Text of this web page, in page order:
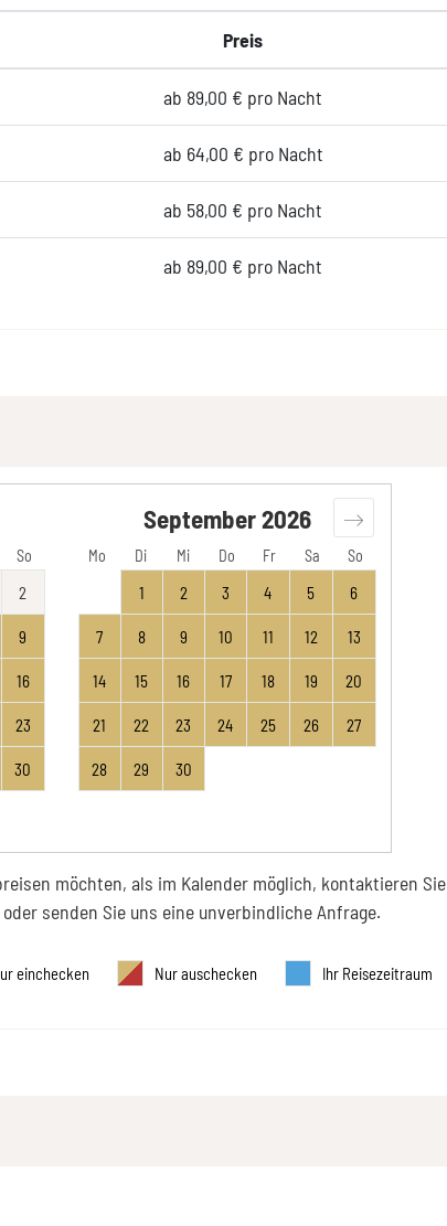
Preis
ab 89,00 € pro Nacht
ab 64,00 € pro Nacht
ab 58,00 € pro Nacht
ab 89,00 € pro Nacht
So Mo Di Mi Do Fr Sa So
2
9
16
23
30
September2026
1 2 3 4 5 6
7 8 9 10 11 12 13
14 15 16 17 18 19 20
21 22 23 24 25 26 27
28 29 30
möchten, als im Kalender möglich, kontaktieren Sie
oder senden Sie uns eine unverbindliche Anfrage.
einchecken Nur auschecken Ihr Reisezeitraum